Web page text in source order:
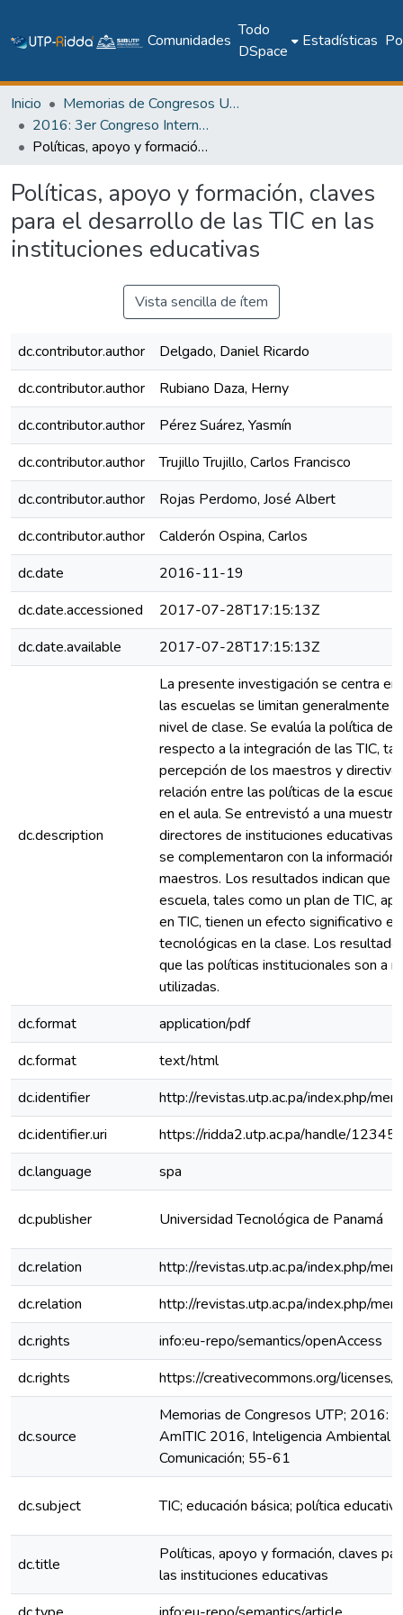
Comunidades
Todo
DSpace
Estadísticas
Inicio
Memorias de Congresos UTP
2016: 3er Congreso Internacional AmITIC 2016, Inteligencia Ambiental y Tecnologías de Información y Comunicación
Políticas, apoyo y formación, claves para el desarrollo de las TIC en las instituciones educativas
Políticas, apoyo y formación, claves
para el desarrollo de las TIC en las
instituciones educativas
Vista sencilla de ítem
dc.contributor.author
Delgado, Daniel Ricardo
dc.contributor.author
Rubiano Daza, Herny
dc.contributor.author
Pérez Suárez, Yasmín
dc.contributor.author
Trujillo Trujillo, Carlos Francisco
dc.contributor.author
Rojas Perdomo, José Albert
dc.contributor.author
Calderón Ospina, Carlos
dc.date
2016-11-19
dc.date.accessioned
2017-07-28T17:15:13Z
dc.date.available
2017-07-28T17:15:13Z
dc.description
La presente investigación se centra
las escuelas se limitan generalmente
nivel de clase. Se evalúa la política de
respecto a la integración de las TIC,
percepción de los maestros y
relación entre las políticas de la
en el aula. Se entrevistó a una
directores de instituciones
se complementaron con la
maestros. Los resultados indican que
escuela, tales como un plan de TIC,
en TIC, tienen un efecto significativo
tecnológicas en la clase. Los
que las políticas institucionales son a
utilizadas.
dc.format
application/pdf
dc.format
text/html
dc.identifier
http://revistas.utp.ac.pa/index.php/
dc.identifier.uri
https://ridda2.utp.ac.pa/handle/
dc.language
spa
dc.publisher Universidad Tecnológica de Panamá
dc.relation
http://revistas.utp.ac.pa/index.php/
dc.relation
http://revistas.utp.ac.pa/index.php/
dc.rights
info:eu-repo/semantics/openAccess
dc.rights
https://creativecommons.org/
dc.source
Memorias de Congresos UTP; 2016:
AmITIC 2016, Inteligencia Ambiental
Comunicación; 55-61
dc.subject TIC; educación básica; política educativa
dc.title
Políticas, apoyo y formación, claves
las instituciones educativas